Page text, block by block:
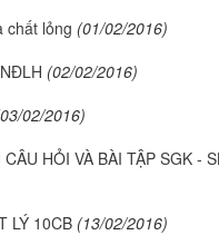
chất lỏng (01/02/2016)
(02/02/2016)
02/2016)
HỎI VÀ BÀI TẬP SGK -
LÝ 10CB (13/02/2016)